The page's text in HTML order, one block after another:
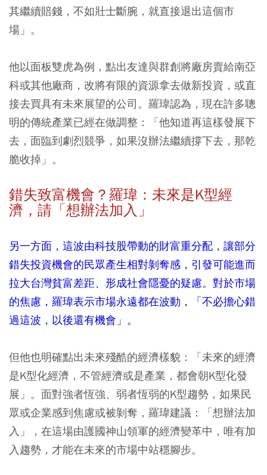
其繼續賠錢，不如壯士斷腕，就直接退出這個市
場」。
他以面板雙虎為例，點出友達與群創將廠房賣給南亞
科或其他廠商，改將有限的資源拿去做新投資，或直
接去買具有未來展望的公司。羅瑋認為，現在許多聰
明的傳統產業已經在做調整：「他知道再這樣發展下
去，面臨到劇烈競爭，如果沒辦法繼續撐下去，那乾
脆收掉」。
錯失致富機會？羅瑋：未來是K型經
濟，請「想辦法加入」
另一方面，這波由科技股帶動的財富重分配，讓部分
錯失投資機會的民眾產生相對剝奪感，引發可能進而
拉大台灣貧富差距、形成社會隱憂的疑慮。對於市場
的焦慮，羅瑋表示市場永遠都在波動，「不必擔心錯
過這波，以後還有機會」。
但他也明確點出未來殘酷的經濟樣貌：「未來的經濟
是K型化經濟，不管經濟或是產業，都會朝K型化發
展」。面對強者恆強、弱者恆弱的K型趨勢，如果民
眾或企業感到焦慮或被剝奪，羅瑋建議：「想辦法加
入」，在這場由護國神山領軍的經濟變革中，唯有加
入趨勢，才能在未來的市場中站穩腳步。